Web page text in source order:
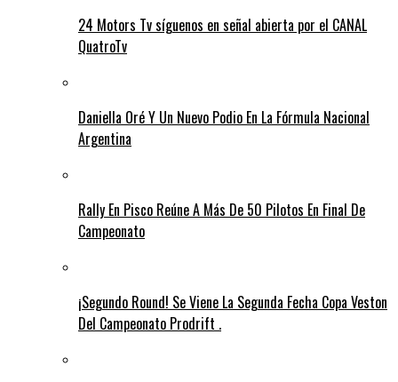
24 Motors Tv síguenos en señal abierta por el CANAL
QuatroTv
Daniella Oré Y Un Nuevo Podio En La Fórmula Nacional
Argentina
Rally En Pisco Reúne A Más De 50 Pilotos En Final De
Campeonato
¡Segundo Round! Se Viene La Segunda Fecha Copa Veston
Del Campeonato Prodrift .